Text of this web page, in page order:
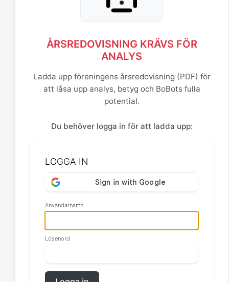
ÅRSREDOVISNING KRÄVS FÖR
ANALYS
Ladda upp föreningens årsredovisning (PDF) för
att låsa upp analys, betyg och BoBots fulla
potential.
Du behöver logga in för att ladda upp:
LOGGA IN
Användarnamn
Lösenord